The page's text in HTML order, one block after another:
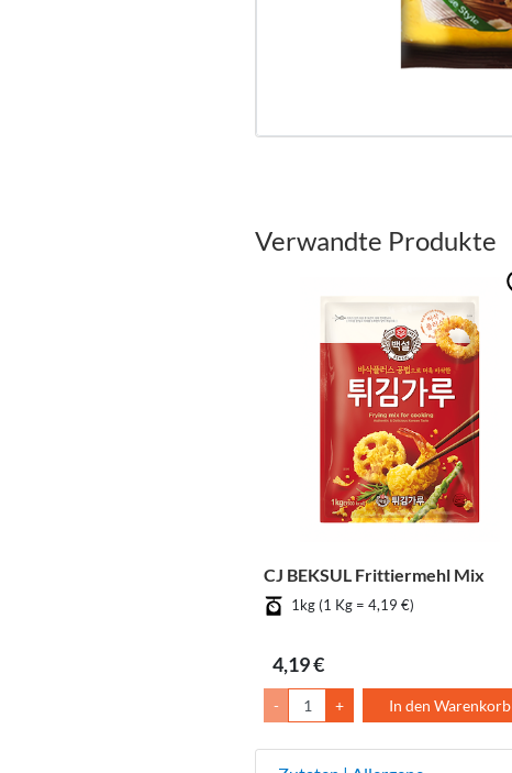
Verwandte Produkte
CJ BEKSUL Frittiermehl Mix
1kg (1 Kg = 4,19 €)
4,19 €
- + In den Warenkorb